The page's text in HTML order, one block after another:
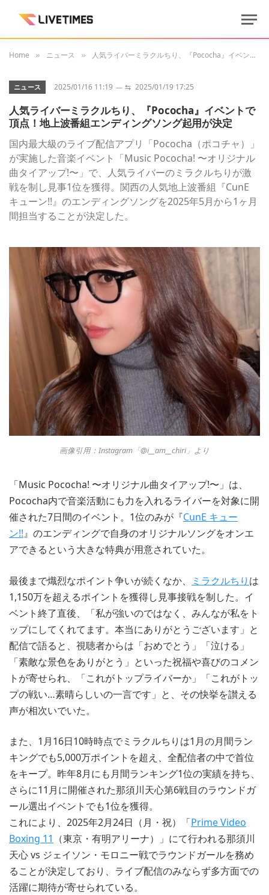
Home » ニュース » 人気ライバーミラクルちり、『Pococha』イベントで頂点！地上波番組エンディングソング起用が決定
ニュース 2025/01/16 11:19 ⇆ 2025/01/19 17:25
人気ライバーミラクルちり、『Pococha』イベントで
頂点！地上波番組エンディングソング起用が決定
国内最大級のライブ配信アプリ「Pococha（ポコチャ）」
が実施した音楽イベント「Music Pococha! 〜オリジナル
曲タイアップ!〜」で、人気ライバーのミラクルちりが激
戦を制し見事1位を獲得。関西の人気地上波番組『CunE
キューン!!』のエンディングソングを2025年5月から1ヶ月
間担当することが決定した。
画像引用：Instagram「@i__am__chiri」より
「Music Pococha! 〜オリジナル曲タイアップ!〜」は、
Pococha内で音楽活動にも力を入れるライバーを対象に開
催された7日間のイベント。1位のみが『CunE キュー
ン!!』のエンディングで自身のオリジナルソングをオンエ
アできるという大きな特典が用意されていた。
最後まで熾烈なポイント争いが続くなか、 ミラクルちり は
1,150万を超えるポイントを獲得し見事接戦を制した。イ
ベント終了直後、「私が強いのではなく、みんなが私をト
ップにしてくれてます。本当にありがとうございます」と
配信で語ると、視聴者からは「おめでとう」「泣ける」
「素敵な景色をありがとう」といった祝福や喜びのコメン
トが寄せられ、「これがトップライバーか」「これがトッ
プの戦い…素晴らしいの一言です」と、その快挙を讃える
声が相次いでいた。
また、1月16日10時時点でミラクルちりは1月の月間ラン
キングでも5,000万ポイントを超え、全配信者の中で首位
をキープ。昨年8月にも月間ランキング1位の実績を持ち、
さらに11月に開催された那須川天心第6戦目のラウンドガ
ール選出イベントでも1位を獲得。
これにより、2025年2月24日（月・祝）「Prime Video
Boxing 11 （東京・有明アリーナ）」にて行われる那須川
天心 vs ジェイソン・モロニー戦でラウンドガールを務め
ることが決定しており、ライブ配信のみならず多方面での
活躍に期待が寄せられている。